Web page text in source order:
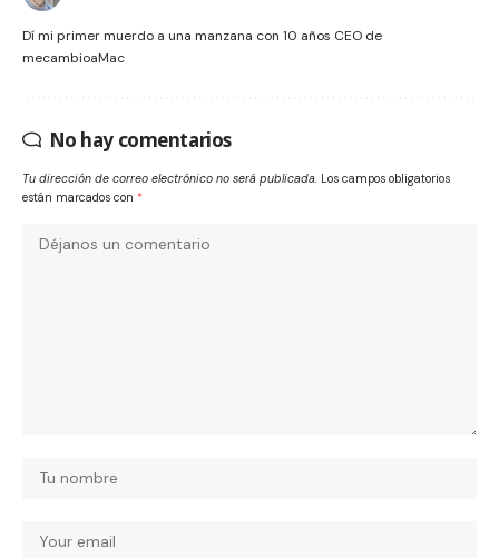
Dí mi primer muerdo a una manzana con 10 años CEO de
mecambioaMac
No hay comentarios
Tu dirección de correo electrónico no será publicada. Los campos obligatorios
están marcados con *